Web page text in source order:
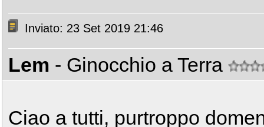
Inviato: 23 Set 2019 21:46
Lem - Ginocchio a Terra
Ciao a tutti, purtroppo